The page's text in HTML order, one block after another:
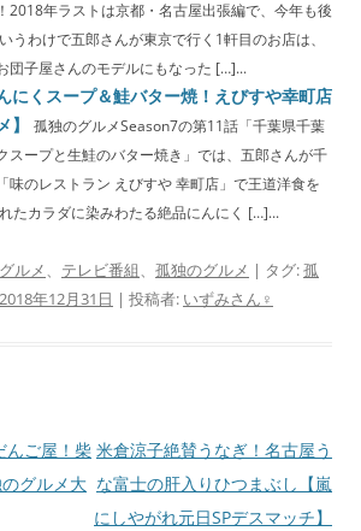
2018年ラストは京都・名古屋出張編で、今年も後
うわけで五郎さんが東京で行く1軒目のお店は、
団子屋さんのモデルにもなった […]...
にくスープ＆鮭バター焼！えびすや幸町店
孤独のグルメSeason7の第11話「千葉県千葉
スープと生鮭のバター焼き」では、五郎さんが千
味のレストラン えびすや 幸町店」で王道洋食を
たカラダに染みわたる絶品にんにく […]...
ルメ、 テレビ番組、 孤独のグルメ | タグ:孤
2018年12月31日 | 投稿者: いずみさん♀
んご屋！柴
グルメ大
米倉涼子絶賛うなぎ！名古屋う
な富士の肝入りひつまぶし【嵐
にしやがれ元日SPデスマッチ】